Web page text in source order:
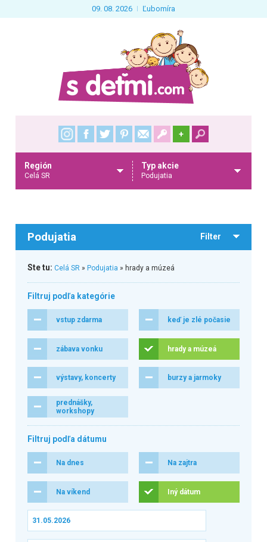
09. 08. 2026 Ľubomíra
+
Región
Celá SR
Typ akcie
Podujatia
Podujatia Filter
Ste tu: Celá SR» Podujatia » hrady a múzeá
Filtruj podľa kategórie
vstup zdarma keď je zlé počasie
zábava vonku hrady a múzeá
výstavy, koncerty burzy a jarmoky
prednášky,
workshopy
Filtruj podľa dátumu
Na dnes Na zajtra
Na víkend Iný dátum